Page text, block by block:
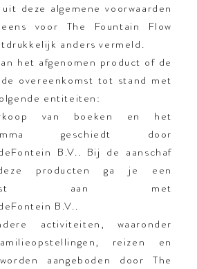
deze algemene voorwaarden
voor The Fountain Flow
anders vermeld.
het afgenomen product of de
overeenkomst tot stand met
entiteiten:
van boeken en het
geschiedt door
B.V.. Bij de aanschaf
producten ga je een
aan met
B.V..
activiteiten, waaronder
reizen en
aangeboden door The